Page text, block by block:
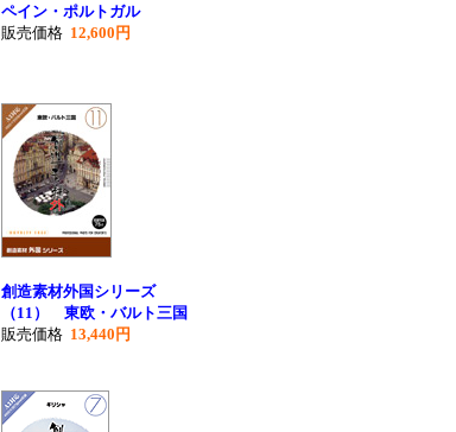
ペイン・ポルトガル
販売価格 12,600円
創造素材外国シリーズ
（11） 東欧・バルト三国
販売価格 13,440円